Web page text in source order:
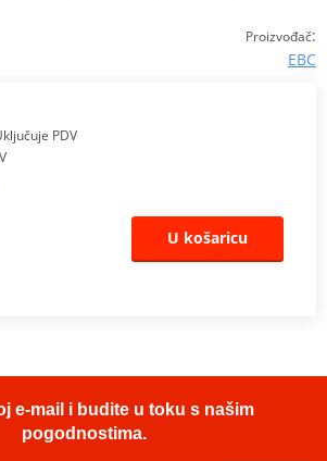
Proizvođač:
EBC
PDV
U košaricu
e-mail i budite u toku s našim
pogodnostima.